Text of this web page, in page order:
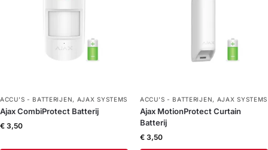
ACCU'S - BATTERIJEN, AJAX SYSTEMS
Ajax CombiProtect Batterij
€ 3,50
ACCU'S - BATTERIJEN, AJAX SYSTEMS
Ajax MotionProtect Curtain
Batterij
€ 3,50